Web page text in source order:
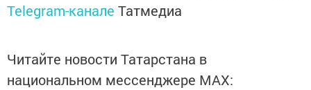
Telegram-канале Татмедиа
Читайте новости Татарстана в
национальном мессенджере MАХ: